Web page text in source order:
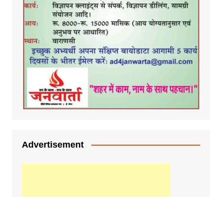
Advertisement